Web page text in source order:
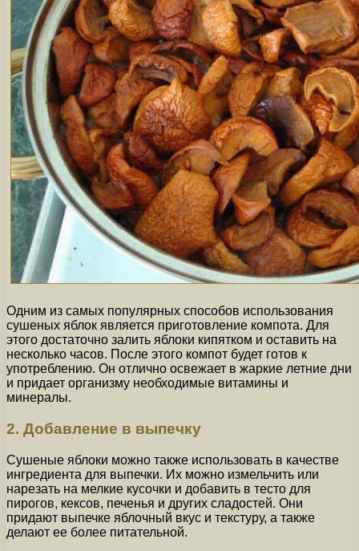
Одним из самых популярных способов использования
сушеных яблок является приготовление компота. Для
этого достаточно залить яблоки кипятком и оставить на
несколько часов. После этого компот будет готов к
употреблению. Он отлично освежает в жаркие летние дни
и придает организму необходимые витамины и
минералы.
2. Добавление в выпечку
Сушеные яблоки можно также использовать в качестве
ингредиента для выпечки. Их можно измельчить или
нарезать на мелкие кусочки и добавить в тесто для
пирогов, кексов, печенья и других сладостей. Они
придают выпечке яблочный вкус и текстуру, а также
делают ее более питательной.